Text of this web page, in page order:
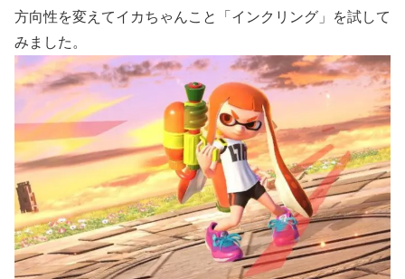
方向性を変えてイカちゃんこと「インクリング」を試して
みました。